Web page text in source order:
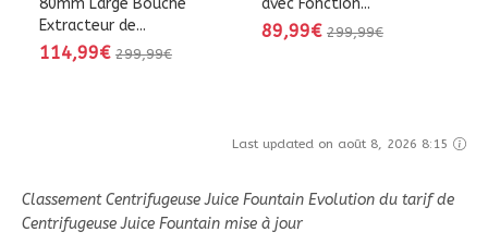
80mm Large Bouche
Extracteur de...
114,99€ 299,99€
avec Fonction...
89,99€ 299,99€
Last updated on août 8, 2026 8:15
Classement Centrifugeuse Juice Fountain Evolution du tarif de
Centrifugeuse Juice Fountain mise à jour